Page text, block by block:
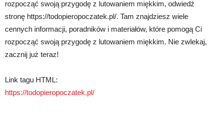
rozpocząć swoją przygodę z lutowaniem miękkim, odwiedź
stronę https://todopieropoczatek.pl/. Tam znajdziesz wiele
cennych informacji, poradników i materiałów, które pomogą Ci
rozpocząć swoją przygodę z lutowaniem miękkim. Nie zwlekaj,
zacznij już teraz!
Link tagu HTML:
https://todopieropoczatek.pl/